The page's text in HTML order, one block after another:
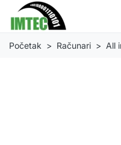
Početak Računari All